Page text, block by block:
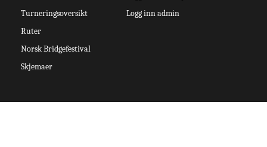
Turneringsoversikt
Ruter
Norsk Bridgefestival
Skjemaer
Logg inn admin